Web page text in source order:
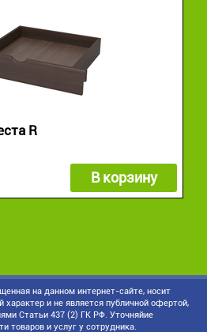
R
В корзину
на данном интернет-сайте, носит
и не является публичной офертой,
Статьи 437 (2) ГК РФ. Уточняйие
товаров и услуг у сотрудника.